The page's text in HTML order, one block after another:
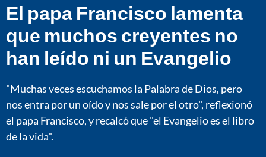
El papa Francisco lamenta
que muchos creyentes no
han leído ni un Evangelio
"Muchas veces escuchamos la Palabra de Dios, pero
nos entra por un oído y nos sale por el otro", reflexionó
el papa Francisco, y recalcó que "el Evangelio es el libro
de la vida".